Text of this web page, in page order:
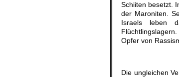
Schiiten besetzt.
der Maroniten.
Israels leben
Opfer von
Die ungleichen